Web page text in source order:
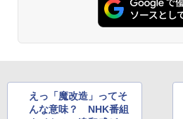
えっ「魔改造」ってそ
んな意味？ NHK番組